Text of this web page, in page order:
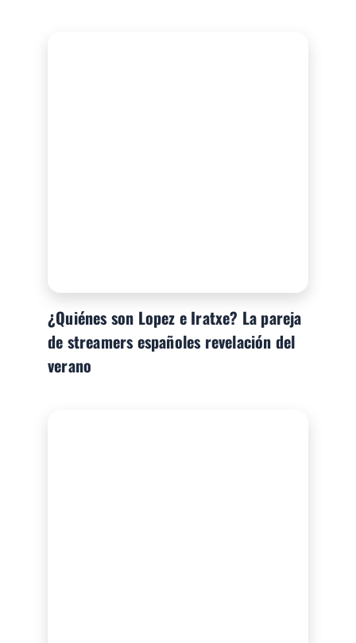
¿Quiénes son Lopez e Iratxe? La pareja
de streamers españoles revelación del
verano